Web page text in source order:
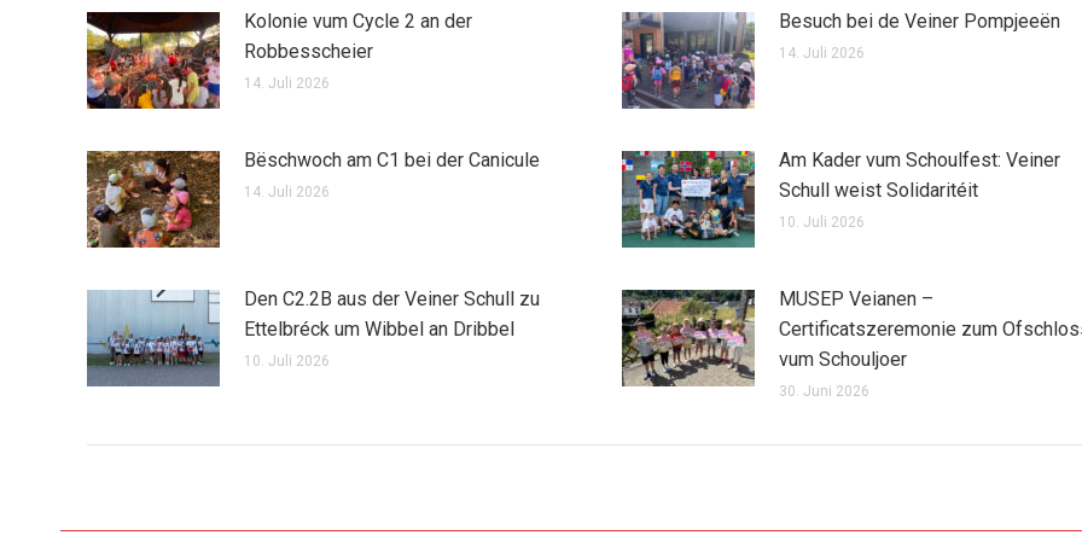
Kolonie vum Cycle 2 an der
Robbesscheier
14. Juli 2026
Besuch bei de Veiner Pompjeeën
14. Juli 2026
Bëschwoch am C1 bei der Canicule
14. Juli 2026
Am Kader vum Schoulfest: Veiner
Schull weist Solidaritéit
10. Juli 2026
Den C2.2B aus der Veiner Schull zu
Ettelbréck um Wibbel an Dribbel
10. Juli 2026
MUSEP Veianen –
Certificatszeremonie zum
vum Schouljoer
30. Juni 2026